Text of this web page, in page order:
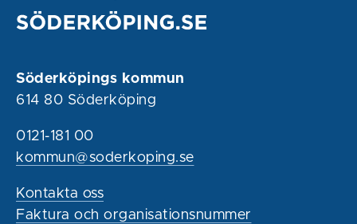
Söderköpings kommun
614 80 Söderköping
0121-181 00
kommun@soderkoping.se
Kontakta oss
Faktura och organisationsnummer